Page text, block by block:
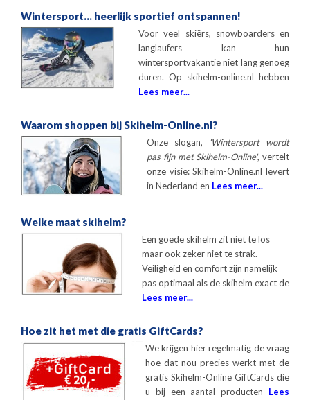
Wintersport... heerlijk sportief ontspannen!
Voor veel skiërs, snowboarders en
langlaufers kan hun
wintersportvakantie niet lang genoeg
duren. Op skihelm-online.nl hebben
Lees meer...
Waarom shoppen bij Skihelm-Online.nl?
Onze slogan,
'Wintersport wordt
pas fijn met Skihelm-Online', vertelt
onze visie: Skihelm-Online.nl levert
in Nederland en Lees meer...
Welke maat skihelm?
Een goede skihelm zit niet te los
maar ook zeker niet te strak.
Veiligheid en comfort zijn namelijk
pas optimaal als de skihelm exact de
Lees meer...
Hoe zit het met die gratis GiftCards?
We krijgen hier regelmatig de vraag
hoe dat nou precies werkt met de
gratis Skihelm-Online GiftCards die
u bij een aantal producten Lees